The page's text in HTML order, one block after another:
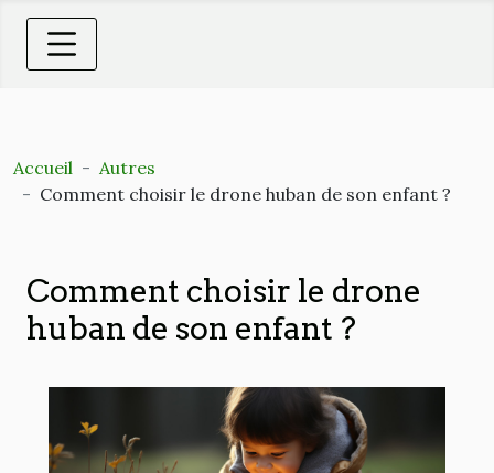
Accueil
Autres
Comment choisir le drone huban de son enfant ?
Comment choisir le drone
huban de son enfant ?